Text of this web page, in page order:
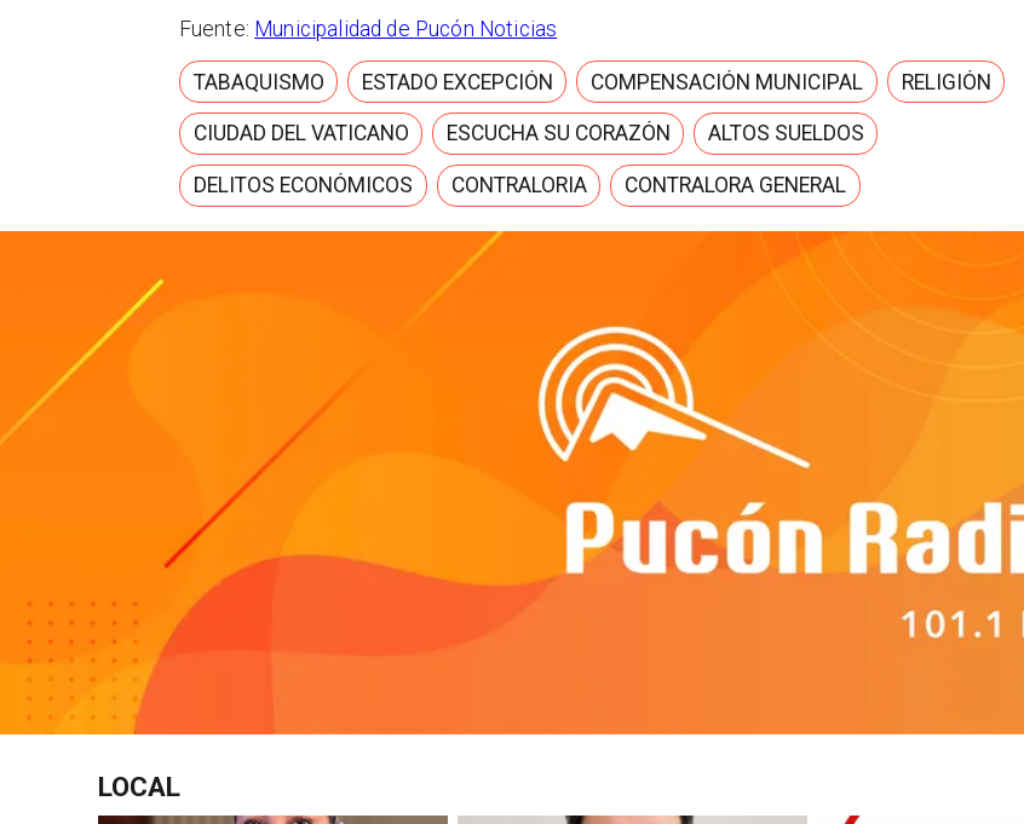
Fuente: Municipalidad de Pucón Noticias
TABAQUISMO ESTADO EXCEPCIÓN COMPENSACIÓN MUNICIPAL RELIGIÓN
CIUDAD DEL VATICANO ESCUCHA SU CORAZÓN ALTOS SUELDOS
DELITOS ECONÓMICOS CONTRALORIA CONTRALORA GENERAL
LOCAL